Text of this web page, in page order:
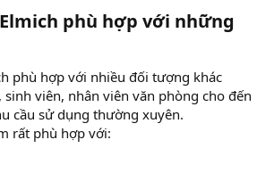
phù hợp với những
phù hợp với nhiều đối tượng khác
viên, nhân viên văn phòng cho đến
cầu sử dụng thường xuyên.
rất phù hợp với: